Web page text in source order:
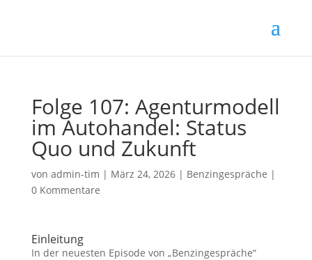
Folge 107: Agenturmodell
im Autohandel: Status
Quo und Zukunft
von admin-tim | März 24, 2026| Benzingespräche |
0 Kommentare
Einleitung
In der neuesten Episode von „Benzingespräche“